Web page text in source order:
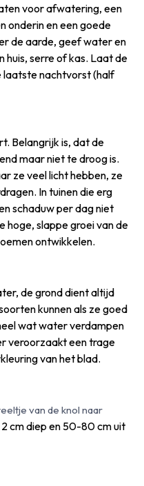
voor afwatering, een
onderin en een goede
de aarde, geef water en
huis, serre of kas. Laat de
laatste nachtvorst (half
Belangrijk is, dat de
maar niet te droog is.
ze veel licht hebben, ze
In tuinen die erg
schaduw per dag niet
hoge, slappe groei van de
ontwikkelen.
de grond dient altijd
kunnen als ze goed
wat water verdampen
veroorzaakt een trage
van het blad.
van de knol naar
cm diep en 50-80 cm uit